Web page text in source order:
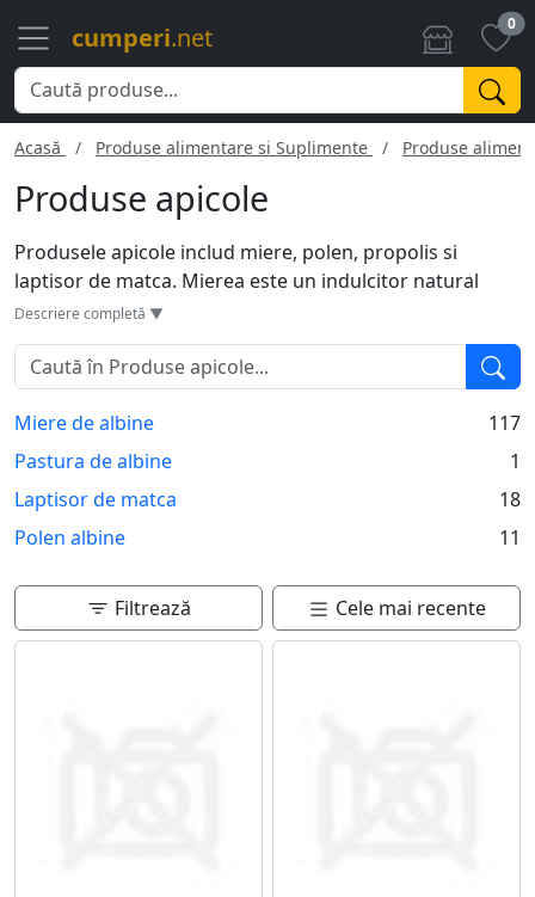
cumperi.net 0
Acasă Produse alimentare si Suplimente Produse
Produse apicole
Produsele apicole includ miere, polen, propolis si
laptisor de matca. Mierea este un indulcitor natural
bogat in vitamine si minerale. Polenul este un
superaliment plin de proteine si aminoacizi. Propolisul,
cunoscut pentru proprietatile sale antibacteriene, este
folosit in diverse remedii. Laptisorul de matca, secretat
de albine, este apreciat pentru beneficiile sale asupra
sanatatii, inclusiv intarirea sistemului imunitar. Aceste
tratamente naturiste.
Descriere completă ▼
Miere de albine
117
Pastura de albine
1
Laptisor de matca
18
Polen albine
11
Filtrează Cele mai recente